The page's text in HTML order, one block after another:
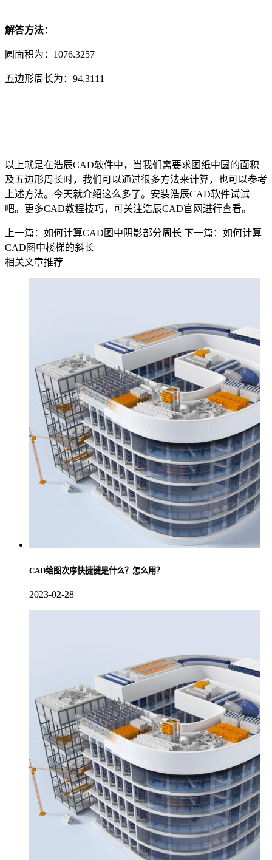
解答方法：
圆面积为： 1076.3257
五边形周长为： 94.3111
以上就是在浩辰CAD软件中，当我们需要求图纸中圆的面积
及五边形周长时，我们可以通过很多方法来计算，也可以参考
上述方法。今天就介绍这么多了。安装浩辰CAD软件试试
吧。更多CAD教程技巧，可关注浩辰CAD官网进行查看。
上一篇：如何计算CAD图中阴影部分周长 下一篇：如何计算
CAD图中楼梯的斜长
相关文章推荐
CAD绘图次序快捷键是什么？怎么用？
2023-02-28